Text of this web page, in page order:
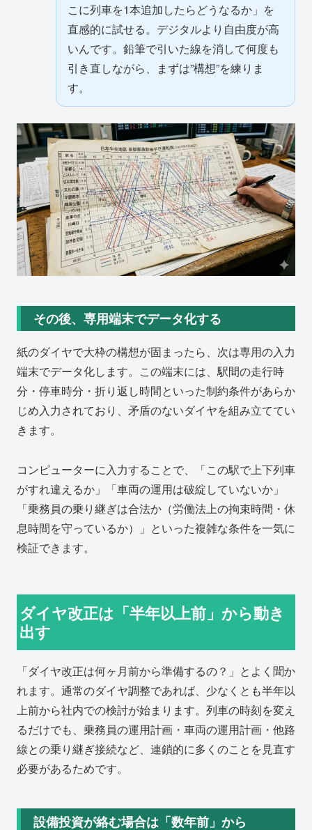
こに列車を1本追加したらどうなるか」を
直感的に試せる。デジタルより自由度が高
いんです。鉛筆で引いた線を消して何度も
引き直しながら、まずは”構想”を練りま
す。
その後、専用端末でデータ化する
紙のダイヤで大枠の構想が固まったら、次は専用の入力
端末でデータ化します。この端末には、駅間の走行時
分・停車時分・折り返し時間といった制約条件があらか
じめ入力されており、矛盾のないダイヤを組み立ててい
きます。
コンピューターに入力することで、「この駅で上下列車
がすれ違えるか」「車両の運用は破綻していないか」
「乗務員の乗り継ぎは合法か（労働法上の拘束時間・休
息時間を守っているか）」といった複雑な条件を一気に
検証できます。
ダイヤ改正は「半年以上前」から動き
出す
「ダイヤ改正は何ヶ月前から準備するの？」とよく聞か
れます。通常のダイヤ調整であれば、少なくとも半年以
上前から社内での検討が始まります。列車の時刻を変え
るだけでも、乗務員の運用計画・車両の運用計画・他路
線との乗り継ぎ接続など、連鎖的に多くのことを見直す
必要があるためです。
設備投資が絡む場合は「数年前」から